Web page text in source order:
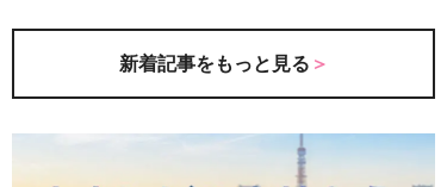
新着記事をもっと見る